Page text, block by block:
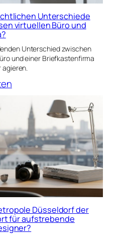
Unterschiede
virtuellen Büro und
Unterschied zwischen
und einer Briefkastenfirma
Düsseldorf der
für aufstrebende